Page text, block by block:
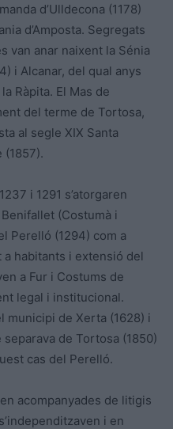
d’Ulldecona (1178)
d’Amposta. Segregats
van anar naixent la Sénia
i Alcanar, del qual anys
Ràpita. El Mas de
del terme de Tortosa,
al segle XIX Santa
(1857).
i 1291 s’atorgaren
(Costumà i
Perelló (1294) com a
habitants i extensió del
a Fur i Costums de
legal i institucional.
municipi de Xerta (1628) i
separava de Tortosa (1850)
cas del Perelló.
acompanyades de litigis
i en